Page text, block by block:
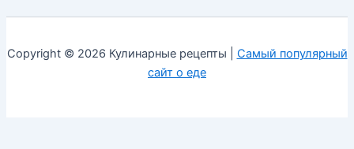
Copyright © 2026 Кулинарные рецепты | Самый популярный
сайт о еде